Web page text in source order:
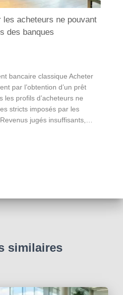
les acheteurs ne pouvant
des banques
bancaire classique Acheter
par l’obtention d’un prêt
les profils d’acheteurs ne
stricts imposés par les
jugés insuffisants,…
similaires